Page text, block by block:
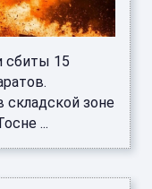
сбиты 15
зоне
...